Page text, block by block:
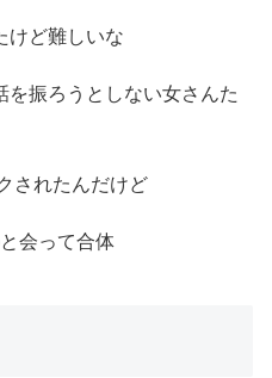
けど難しいな
を振ろうとしない女さんた
されたんだけど
会って合体